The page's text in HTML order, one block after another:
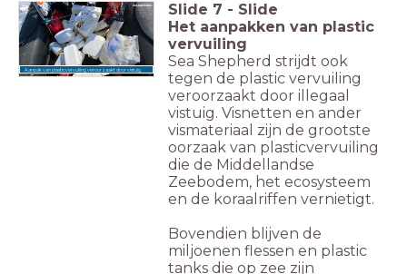
Aanpak van plasticvervuiling veroorzaakt door vistuig.
Slide 7 - Slide
Het aanpakken van plastic
vervuiling
Sea Shepherd strijdt ook
tegen de plastic vervuiling
veroorzaakt door illegaal
vistuig. Visnetten en ander
vismateriaal zijn de grootste
oorzaak van plasticvervuiling
die de Middellandse
Zeebodem, het ecosysteem
en de koraalriffen vernietigt.
Bovendien blijven de
miljoenen flessen en plastic
tanks die op zee zijn